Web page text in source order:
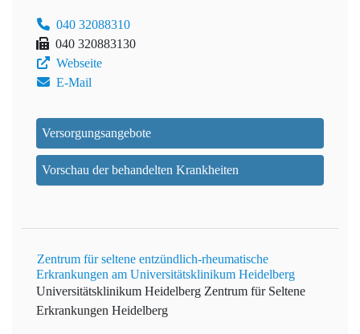
040 32088310
040 320883130
Webseite
E-Mail
Versorgungsangebote
Vorschau der behandelten Krankheiten
Zentrum für seltene entzündlich-rheumatische
Erkrankungen am Universitätsklinikum Heidelberg
Universitätsklinikum Heidelberg Zentrum für Seltene
Erkrankungen Heidelberg